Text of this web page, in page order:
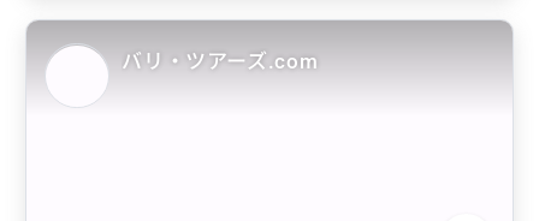
バリ・ツアーズ.com